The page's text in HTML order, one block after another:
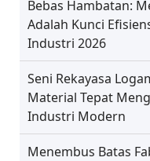
i
o
n
Bebas Hambatan:
Adalah Kunci
Industri 2026
Seni Rekayasa
Material Tepat
Industri Modern
Menembus Batas